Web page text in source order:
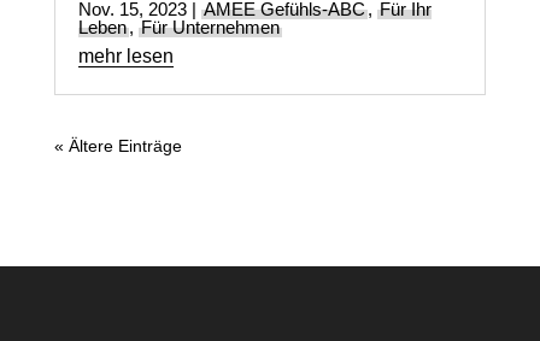
Nov. 15, 2023| AMEE Gefühls-ABC, Für Ihr
Leben, Für Unternehmen
mehr lesen
« Ältere Einträge